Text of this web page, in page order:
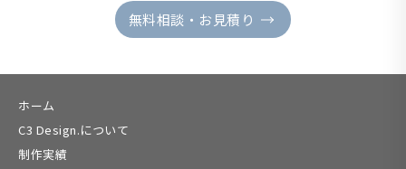
無料相談・お見積り
ホーム
C3 Design.について
制作実績